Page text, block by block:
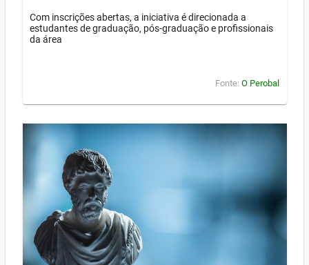
Com inscrições abertas, a iniciativa é direcionada a
estudantes de graduação, pós-graduação e profissionais
da área
Fonte: O Perobal